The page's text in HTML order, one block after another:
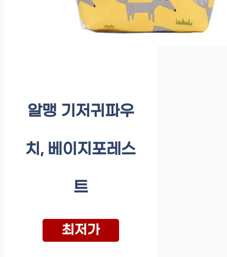
알맹 기저귀파우
치, 베이지포레스
트
최저가